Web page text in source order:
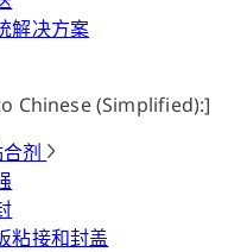
解决方案
剂
粘接和封盖